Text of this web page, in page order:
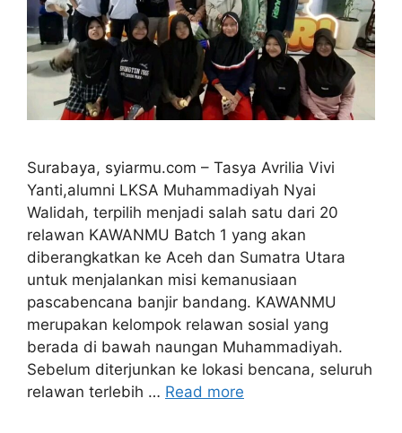
Surabaya, syiarmu.com – Tasya Avrilia Vivi
Yanti,alumni LKSA Muhammadiyah Nyai
Walidah, terpilih menjadi salah satu dari 20
relawan KAWANMU Batch 1 yang akan
diberangkatkan ke Aceh dan Sumatra Utara
untuk menjalankan misi kemanusiaan
pascabencana banjir bandang. KAWANMU
merupakan kelompok relawan sosial yang
berada di bawah naungan Muhammadiyah.
Sebelum diterjunkan ke lokasi bencana, seluruh
relawan terlebih … Read more